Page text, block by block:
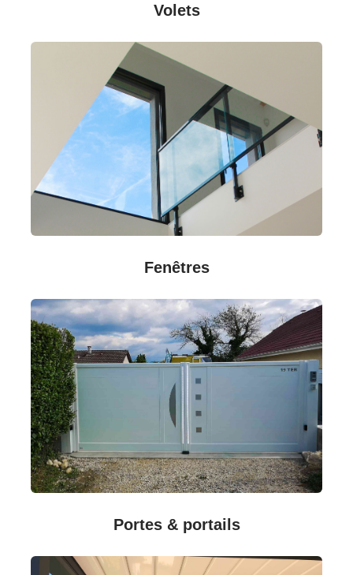
Volets
Fenêtres
Portes & portails